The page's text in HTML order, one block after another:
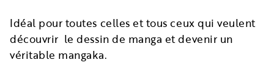
Idéal pour toutes celles et tous ceux qui veulent
découvrir le dessin de manga et devenir un
véritable mangaka.